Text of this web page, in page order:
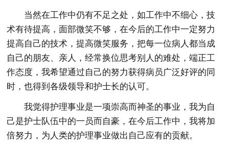
当然在工作中仍有不足之处，如工作中不细心，技
术有待提高，面部微笑不够，在今后的工作中一定努力
提高自己的技术，提高微笑服务，把每一位病人都当成
自己的朋友、亲人，经常换位思考别人的难处，端正工
作态度，我希望通过自己的努力获得病员广泛好评的同
时，也得到各级领导和护士长的认可。
我觉得护理事业是一项崇高而神圣的事业，我为自
己是护士队伍中的一员而自豪，在今后工作中，我将加
倍努力，为人类的护理事业做出自己应有的贡献。